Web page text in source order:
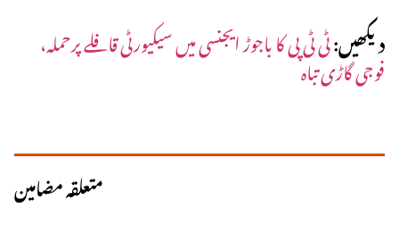
دیکھیں:ٹی ٹی پی کا باجوڑ ایجنسی میں سیکیورٹی قافلے پرحملہ،
فوجی گاڑی تباہ
متعلقہ مضامین